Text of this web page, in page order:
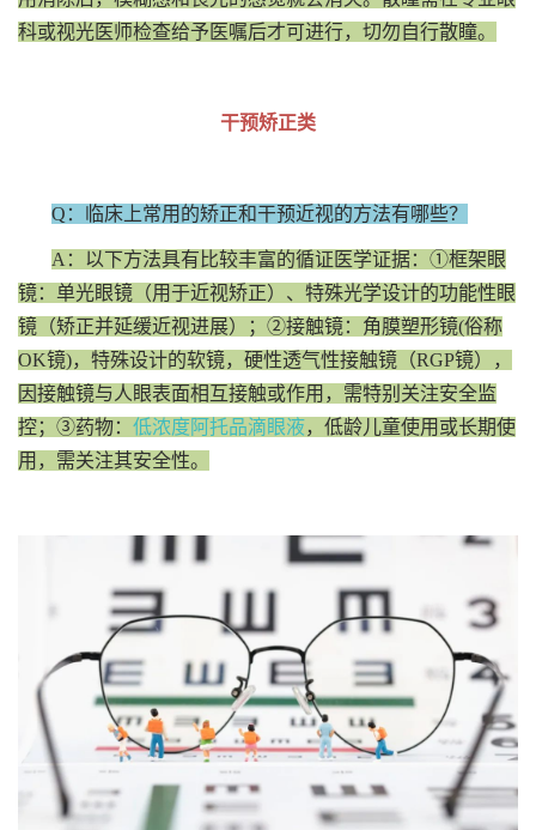
科或视光医师检查给予医嘱后才可进行，切勿自行散瞳。
干预矫正类
Q：临床上常用的矫正和干预近视的方法有哪些？
A：以下方法具有比较丰富的循证医学证据：①框架眼
镜：单光眼镜（用于近视矫正）、特殊光学设计的功能性眼
镜（矫正并延缓近视进展）；②接触镜：角膜塑形镜(俗称
OK镜)，特殊设计的软镜，硬性透气性接触镜（RGP镜），
因接触镜与人眼表面相互接触或作用，需特别关注安全监
控；③药物： 低浓度阿托品滴眼液，低龄儿童使用或长期使
用，需关注其安全性。